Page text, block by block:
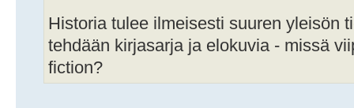
Historia tulee ilmeisesti suuren yleisön
tehdään kirjasarja ja elokuvia - missä
fiction?